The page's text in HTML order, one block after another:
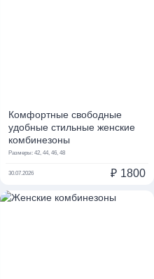
Комфортные свободные
удобные стильные женские
комбинезоны
Размеры: 42, 44, 46, 48
30.07.2026 ₽ 1800